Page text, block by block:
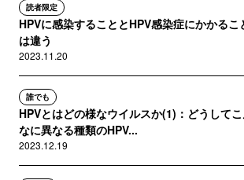
読者限定
HPVに感染することとHPV感染症にかかるこ
は違う
2023.11.20
誰でも
HPVとはどの様なウイルスか(1)：どうして
なに異なる種類のHPV...
2023.12.19